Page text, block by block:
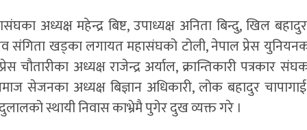
अध्यक्ष महेन्द्र बिष्ट, उपाध्यक्ष अनिता बिन्दु, खिल
संगिता खड्का लगायत महासंघको टोली, नेपाल प्रेस
चौतारीका अध्यक्ष राजेन्द्र अर्याल, क्रान्तिकारी पत्रकार
सेजनका अध्यक्ष बिज्ञान अधिकारी, लोक बहादुर
स्थायी निवास काभ्रेमै पुगेर दुख व्यक्त गरे ।